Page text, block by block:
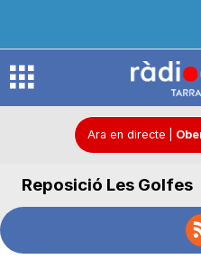
R
d
Ara en directe
Reposició Les Golfes